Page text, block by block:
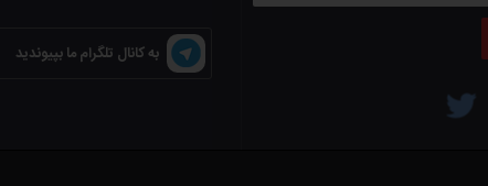
به کانال تلگرام ما بپیوندید